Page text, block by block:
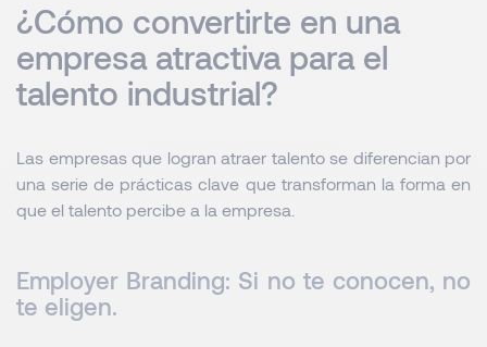
¿Cómo convertirte en una
empresa atractiva para el
talento industrial?
Las empresas que logran atraer talento se diferencian por
una serie de prácticas clave que transforman la forma en
que el talento percibe a la empresa.
Employer Branding: Si no te conocen, no
te eligen.